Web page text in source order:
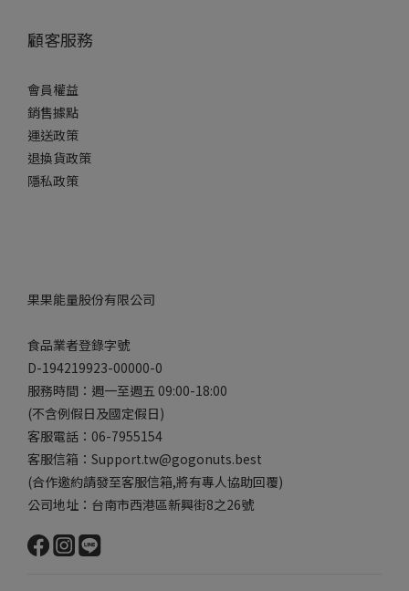
顧客服務
會員權益
銷售據點
運送政策
退換貨政策
隱私政策
果果能量股份有限公司
食品業者登錄字號
D-194219923-00000-0
服務時間：週一至週五 09:00-18:00
(不含例假日及國定假日)
客服電話：06-7955154
客服信箱：Support.tw@gogonuts.best
(合作邀約請發至客服信箱,將有專人協助回覆)
公司地址：台南市西港區新興街8之26號